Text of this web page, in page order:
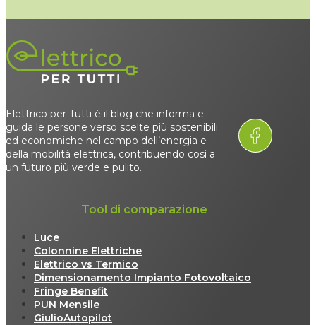
Elettrico per Tutti è il blog che informa e
guida le persone verso scelte più sostenibili
ed economiche nel campo dell’energia e
della mobilità elettrica, contribuendo così a
un futuro più verde e pulito.
Tool di comparazione
Luce
Colonnine Elettriche
Elettrico vs Termico
Dimensionamento Impianto Fotovoltaico
Fringe Benefit
PUN Mensile
GiulioAutopilot